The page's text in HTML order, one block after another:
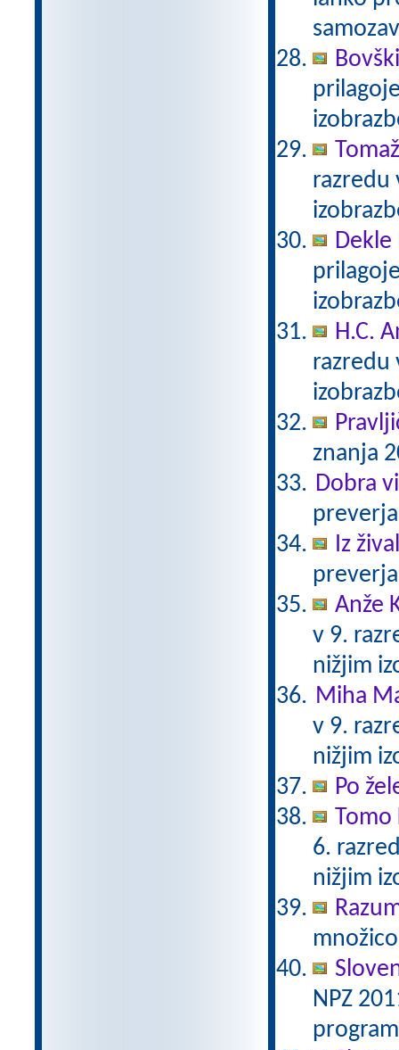
razredu
Dekle
H.C.
razredu
znanja
Dobra
Iz
Anže
v 9.
nižjim
Miha
v 9.
nižjim
Po
6.
nižjim
NPZ